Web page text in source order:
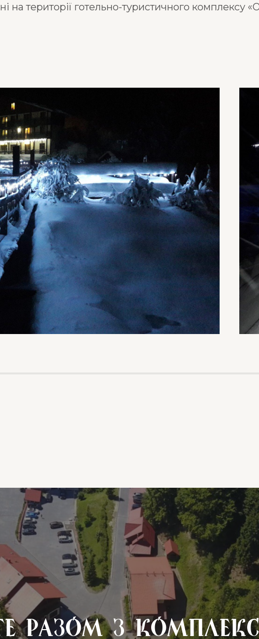
на території готельно-туристичного комплексу
разом з